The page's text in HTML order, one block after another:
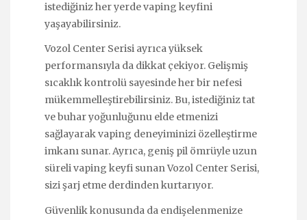
istediğiniz her yerde vaping keyfini
yaşayabilirsiniz.
Vozol Center Serisi ayrıca yüksek
performansıyla da dikkat çekiyor. Gelişmiş
sıcaklık kontrolü sayesinde her bir nefesi
mükemmelleştirebilirsiniz. Bu, istediğiniz tat
ve buhar yoğunluğunu elde etmenizi
sağlayarak vaping deneyiminizi özelleştirme
imkanı sunar. Ayrıca, geniş pil ömrüyle uzun
süreli vaping keyfi sunan Vozol Center Serisi,
sizi şarj etme derdinden kurtarıyor.
Güvenlik konusunda da endişelenmenize